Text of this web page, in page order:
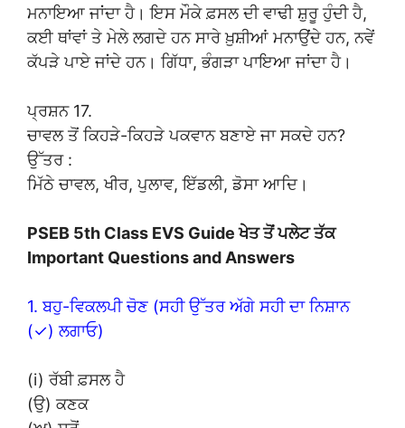
ਮਨਾਇਆ ਜਾਂਦਾ ਹੈ। ਇਸ ਮੌਕੇ ਫ਼ਸਲ ਦੀ ਵਾਢੀ ਸ਼ੁਰੂ ਹੁੰਦੀ ਹੈ,
ਕਈ ਥਾਂਵਾਂ ਤੇ ਮੇਲੇ ਲਗਦੇ ਹਨ ਸਾਰੇ ਖ਼ੁਸ਼ੀਆਂ ਮਨਾਉਂਦੇ ਹਨ, ਨਵੇਂ
ਕੱਪੜੇ ਪਾਏ ਜਾਂਦੇ ਹਨ। ਗਿੱਧਾ, ਭੰਗੜਾ ਪਾਇਆ ਜਾਂਦਾ ਹੈ।
ਪ੍ਰਸ਼ਨ 17.
ਚਾਵਲ ਤੋਂ ਕਿਹੜੇ-ਕਿਹੜੇ ਪਕਵਾਨ ਬਣਾਏ ਜਾ ਸਕਦੇ ਹਨ?
ਉੱਤਰ :
ਮਿੱਠੇ ਚਾਵਲ, ਖੀਰ, ਪੁਲਾਵ, ਇੱਡਲੀ, ਡੋਸਾ ਆਦਿ।
PSEB 5th Class EVS Guide ਖੇਤ ਤੋਂ ਪਲੇਟ ਤੱਕ
Important Questions and Answers
1. ਬਹੁ-ਵਿਕਲਪੀ ਚੋਣ (ਸਹੀ ਉੱਤਰ ਅੱਗੇ ਸਹੀ ਦਾ ਨਿਸ਼ਾਨ
(✓) ਲਗਾਓ)
(i) ਰੱਬੀ ਫ਼ਸਲ ਹੈ
(ਉ) ਕਣਕ